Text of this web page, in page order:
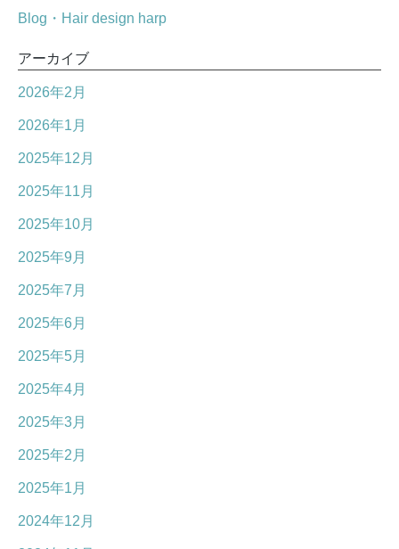
Blog・Hair design harp
アーカイブ
2026年2月
2026年1月
2025年12月
2025年11月
2025年10月
2025年9月
2025年7月
2025年6月
2025年5月
2025年4月
2025年3月
2025年2月
2025年1月
2024年12月